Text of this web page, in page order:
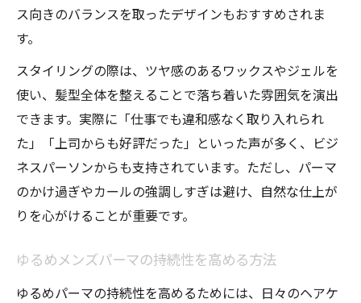
ス向きのバランスを取ったデザインもおすすめされま
す。
スタイリングの際は、ツヤ感のあるワックスやジェルを
使い、髪型全体を整えることで落ち着いた雰囲気を演出
できます。実際に「仕事でも違和感なく取り入れられ
た」「上司からも好評だった」といった声が多く、ビジ
ネスパーソンからも支持されています。ただし、パーマ
のかけ過ぎやカールの強調しすぎは避け、自然な仕上が
りを心がけることが重要です。
ゆるめメンズパーマの持続性を高める方法
ゆるめパーマの持続性を高めるためには、日々のヘアケ